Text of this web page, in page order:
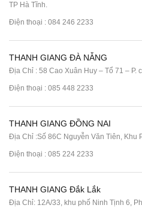
TP Hà Tĩnh.
Điện thoại : 084 246 2233
THANH GIANG ĐÀ NẴNG
Địa Chỉ : 58 Cao Xuân Huy – Tổ 71 – P.
Điện thoại : 085 448 2233
THANH GIANG ĐỒNG NAI
Địa Chỉ :Số 86C Nguyễn Văn Tiên, Khu
Điện thoại : 085 224 2233
THANH GIANG Đắk Lắk
Địa Chỉ: 12A/33, khu phố Ninh Tịnh 6,